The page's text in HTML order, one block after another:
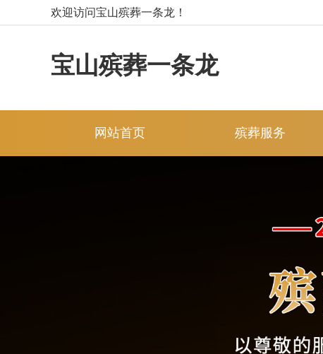
欢迎访问宝山殡葬一条龙！
宝山殡葬一条龙
网站首页 殡葬服务